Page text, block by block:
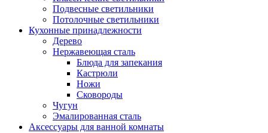
Подвесные светильники
Потолочные светильники
Кухонные принадлежности
Дерево
Нержавеющая сталь
Блюда для запекания
Кастрюли
Ножи
Сковороды
Чугун
Эмалированная сталь
Аксессуары для ванной комнаты